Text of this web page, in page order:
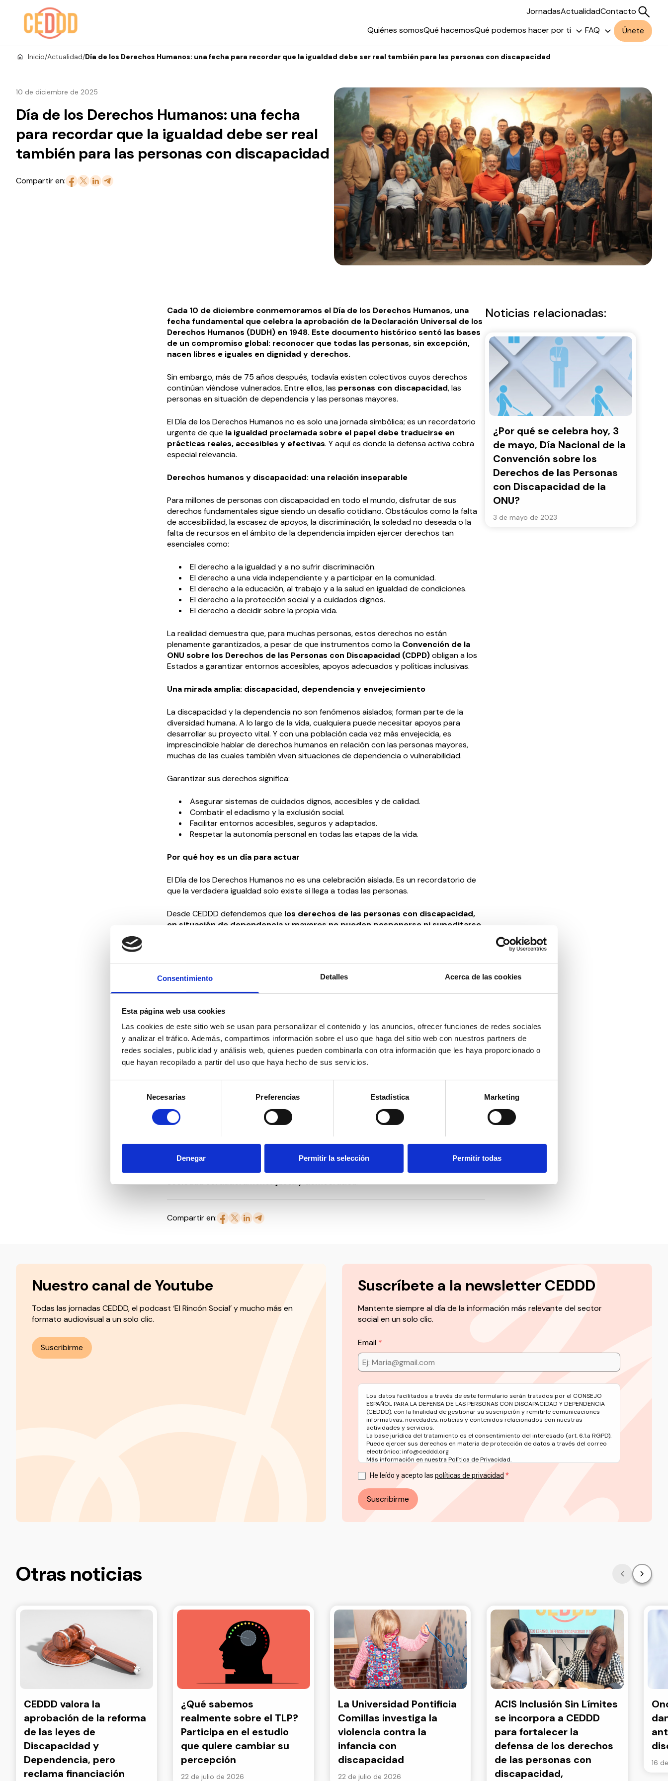
Consentimiento Detalles Acerca de las cookies
Esta página web usa cookies
Las cookies de este sitio web se usan para personalizar el contenido y los anuncios, ofrecer funciones de redes sociales
y analizar el tráfico. Además, compartimos información sobre el uso que haga del sitio web con nuestros partners de
redes sociales, publicidad y análisis web, quienes pueden combinarla con otra información que les haya proporcionado o
que hayan recopilado a partir del uso que haya hecho de sus servicios.
consentimiento
Necesarias Preferencias Estadística Marketing
Denegar Permitir la selección Permitir todas
Saltar al contenido
JornadasActualidadContacto
Quiénes somosQué hacemosQué podemos hacer por ti FAQ Únete
Buscar
Inicio/Actualidad/Día de los Derechos Humanos: una fecha para recordar que la igualdad debe ser real también para las personas con discapacidad
10 de diciembre de 2025
Día de los Derechos Humanos: una fecha
para recordar que la igualdad debe ser real
también para las personas con discapacidad
Compartir en:
Cada 10 de diciembre conmemoramos el Día de los Derechos Humanos, una
fecha fundamental que celebra la aprobación de la Declaración Universal de los
Derechos Humanos (DUDH) en 1948. Este documento histórico sentó las bases
de un compromiso global: reconocer que todas las personas, sin excepción,
nacen libres e iguales en dignidad y derechos.
Sin embargo, más de 75 años después, todavía existen colectivos cuyos derechos
continúan viéndose vulnerados. Entre ellos, las personas con discapacidad, las
personas en situación de dependencia y las personas mayores.
El Día de los Derechos Humanos no es solo una jornada simbólica; es un recordatorio
urgente de que la igualdad proclamada sobre el papel debe traducirse en
prácticas reales, accesibles y efectivas. Y aquí es donde la defensa activa cobra
especial relevancia.
Derechos humanos y discapacidad: una relación inseparable
Para millones de personas con discapacidad en todo el mundo, disfrutar de sus
derechos fundamentales sigue siendo un desafío cotidiano. Obstáculos como la falta
de accesibilidad, la escasez de apoyos, la discriminación, la soledad no deseada o la
falta de recursos en el ámbito de la dependencia impiden ejercer derechos tan
esenciales como:
El derecho a la igualdad y a no sufrir discriminación.
El derecho a una vida independiente y a participar en la comunidad.
El derecho a la educación, al trabajo y a la salud en igualdad de condiciones.
El derecho a la protección social y a cuidados dignos.
El derecho a decidir sobre la propia vida.
La realidad demuestra que, para muchas personas, estos derechos no están
plenamente garantizados, a pesar de que instrumentos como la Convención de la
ONU sobre los Derechos de las Personas con Discapacidad (CDPD)obligan a los
Estados a garantizar entornos accesibles, apoyos adecuados y políticas inclusivas.
Una mirada amplia: discapacidad, dependencia y envejecimiento
La discapacidad y la dependencia no son fenómenos aislados; forman parte de la
diversidad humana. A lo largo de la vida, cualquiera puede necesitar apoyos para
desarrollar su proyecto vital. Y con una población cada vez más envejecida, es
imprescindible hablar de derechos humanos en relación con las personas mayores,
muchas de las cuales también viven situaciones de dependencia o vulnerabilidad.
Garantizar sus derechos significa:
Asegurar sistemas de cuidados dignos, accesibles y de calidad.
Combatir el edadismo y la exclusión social.
Facilitar entornos accesibles, seguros y adaptados.
Respetar la autonomía personal en todas las etapas de la vida.
Por qué hoy es un día para actuar
El Día de los Derechos Humanos no es una celebración aislada. Es un recordatorio de
que la verdadera igualdad solo existe si llega a todas las personas.
Desde CEDDD defendemos que los derechos de las personas con discapacidad,
en situación de dependencia y mayores no pueden posponerse ni supeditarse
Más accesibilidad en todos los entornos.
Más recursos para la dependencia.
Más políticas públicas que reconozcan la diversidad humana.
Más participación real en la toma de decisiones.
Nuestro compromiso desde CEDDD
En CEDDD seguimos trabajando cada día para que los derechos de estos grupos sean
respetados, promovidos y protegidos. Impulsamos propuestas, promovemos diálogo,
conviven con estas realidades.
Este 10 de diciembre nos recuerda que queda mucho por hacer, pero también que la
defensa de los derechos humanos es un compromiso colectivo y permanente.
Porqueuna sociedad que respeta y protege a todas las personas es una
sociedad verdaderamente justa y democrática.
Compartir en:
Noticias relacionadas:
¿Por qué se celebra hoy, 3
de mayo, Día Nacional de la
Convención sobre los
Derechos de las Personas
con Discapacidad de la
ONU?
3 de mayo de 2023
Nuestro canal de Youtube
Todas las jornadas CEDDD, el podcast ‘El Rincón Social’ y mucho más en
formato audiovisual a un solo clic.
Suscribirme
Suscríbete a la newsletter CEDDD
Mantente siempre al día de la información más relevante del sector
social en un solo clic.
Email
Los datos facilitados a través de este formulario serán tratados por el CONSEJO
ESPAÑOL PARA LA DEFENSA DE LAS PERSONAS CON DISCAPACIDAD Y DEPENDENCIA
(CEDDD), con la finalidad de gestionar su suscripción y remitirle comunicaciones
informativas, novedades, noticias y contenidos relacionados con nuestras
actividades y servicios.
La base jurídica del tratamiento es el consentimiento del interesado (art. 6.1.a RGPD).
Puede ejercer sus derechos en materia de protección de datos a través del correo
electrónico: info@ceddd.org
Más información en nuestra Política de Privacidad.
He leído y acepto las políticas de privacidad
Suscribirme
Otras noticias
CEDDD valora la
aprobación de la reforma
de las leyes de
Discapacidad y
Dependencia, pero
reclama financiación
¿Qué sabemos
realmente sobre el TLP?
Participa en el estudio
que quiere cambiar su
percepción
22 de julio de 2026
La Universidad Pontificia
Comillas investiga la
violencia contra la
infancia con
discapacidad
22 de julio de 2026
ACIS Inclusión Sin Límites
se incorpora a CEDDD
para fortalecer la
defensa de los derechos
de las personas con
discapacidad,
16